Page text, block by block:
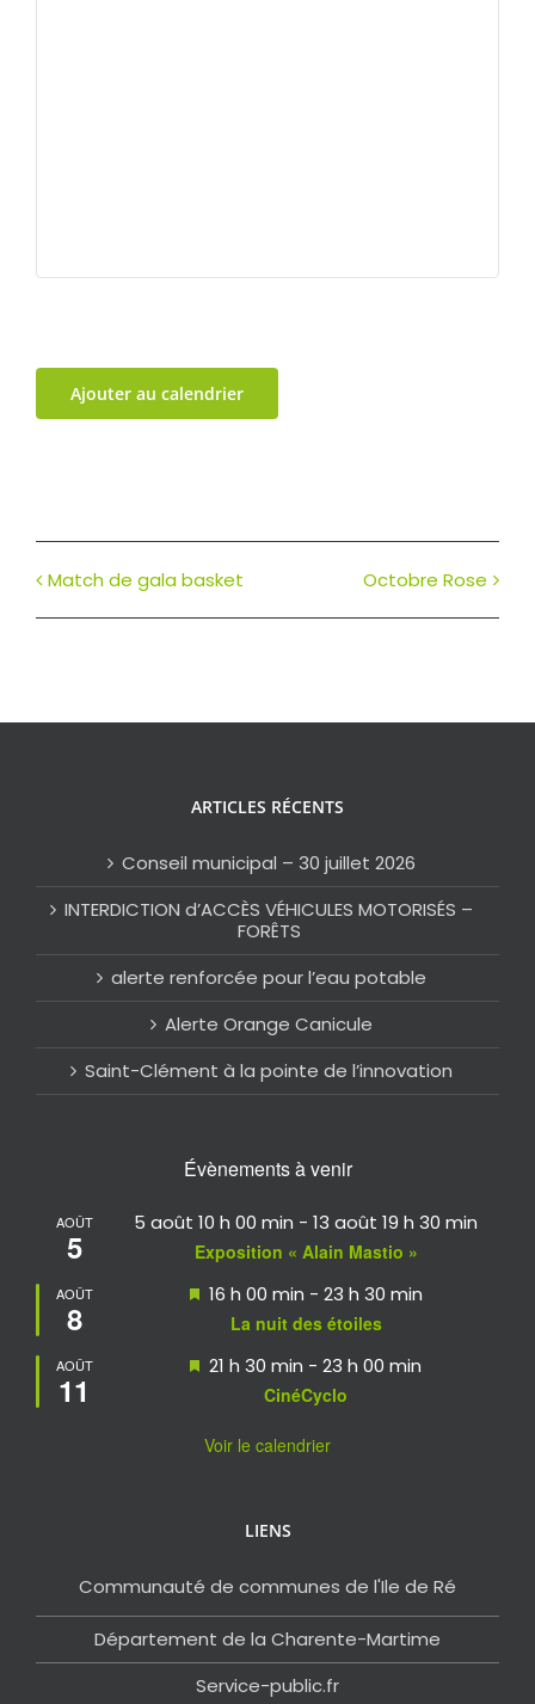
Ajouter au calendrier
Match de gala basket Octobre Rose
ARTICLES RÉCENTS
Conseil municipal – 30 juillet 2026
INTERDICTION d’ACCÈS VÉHICULES MOTORISÉS –
FORÊTS
alerte renforcée pour l’eau potable
Alerte Orange Canicule
Saint-Clément à la pointe de l’innovation
Évènements à venir
AOÛT
5
5 août 10 h 00 min - 13 août 19 h 30 min
Exposition « Alain Mastio »
AOÛT
8
Mis
avant
16 h 00 min - 23 h 30 min
La nuit des étoiles
AOÛT
11
Mis
21 h 30 min - 23 h 00 min
CinéCyclo
Voir le calendrier
LIENS
Communauté de communes de l'Ile de Ré
Département de la Charente-Martime
Service-public.fr